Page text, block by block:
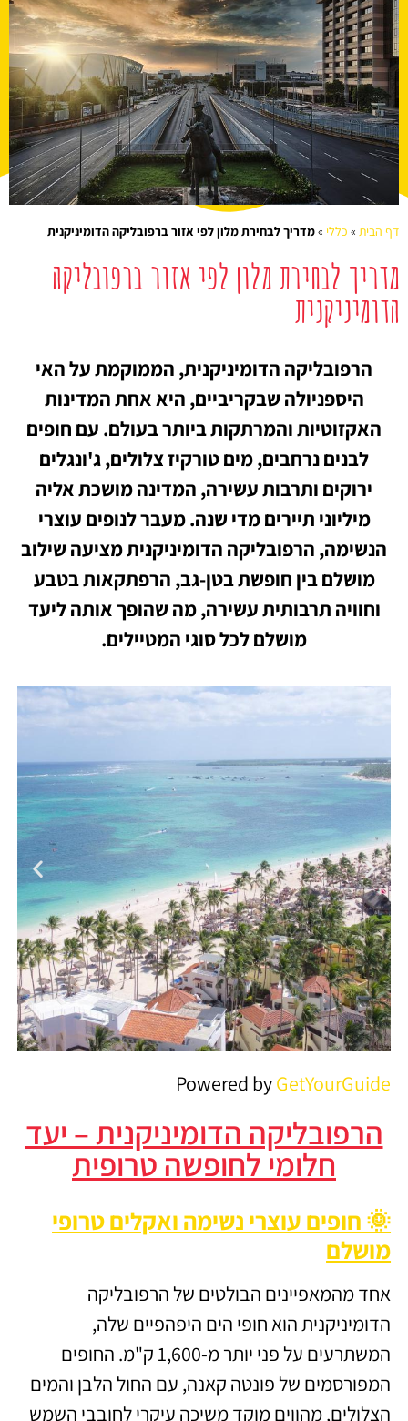
דף הבית» כללי »מדריך לבחירת מלון לפי אזור ברפובליקה הדומיניקנית
מדריך לבחירת מלון לפי אזור ברפובליקה
הדומיניקנית
הרפובליקה הדומיניקנית, הממוקמת על האי
היספניולה שבקריביים, היא אחת המדינות
האקזוטיות והמרתקות ביותר בעולם. עם חופים
לבנים נרחבים, מים טורקיז צלולים, ג'ונגלים
ירוקים ותרבות עשירה, המדינה מושכת אליה
מיליוני תיירים מדי שנה. מעבר לנופים עוצרי
הנשימה, הרפובליקה הדומיניקנית מציעה שילוב
מושלם בין חופשת בטן-גב, הרפתקאות בטבע
וחוויה תרבותית עשירה, מה שהופך אותה ליעד
מושלם לכל סוגי המטיילים.
Tropical Villas at Los
Powered byGetYourGuide
הרפובליקה הדומיניקנית – יעד
חלומי לחופשה טרופית
🌞 חופים עוצרי נשימה ואקלים טרופי
מושלם
אחד מהמאפיינים הבולטים של הרפובליקה
הדומיניקנית הוא חופי הים היפהפיים שלה,
המשתרעים על פני יותר מ-1,600 ק"מ. החופים
המפורסמים של פונטה קאנה, עם החול הלבן והמים
הצלולים, מהווים מוקד משיכה עיקרי לחובבי השמש